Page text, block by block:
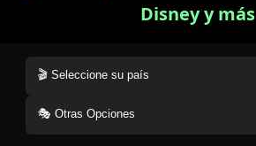
Disney y más